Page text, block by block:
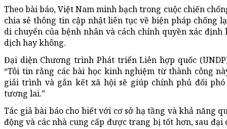
Theo bài báo, Việt Nam minh bạch trong cuộc chiến
chia sẻ thông tin cập nhật liên tục về biện pháp chống
di chuyển của bệnh nhân và cách chính quyền xác
dịch hay không.
Đại diện Chương trình Phát triển Liên hợp quốc
“Tôi tin rằng các bài học kinh nghiệm từ thành công
giải trình và gắn kết xã hội sẽ giúp chính phủ đối
tương lai.”
Tác giả bài báo cho biết với cơ sở hạ tầng và khả năng
động và các nhà cung cấp được trang bị tốt hơn, sau đại